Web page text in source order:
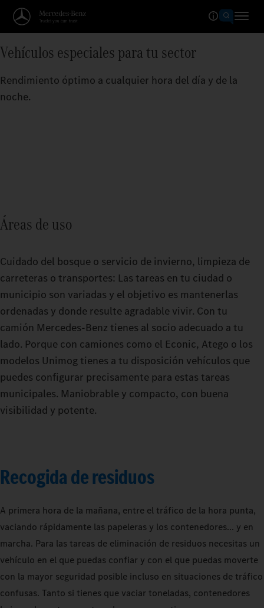
Vehículos especiales para tu sector
Rendimiento óptimo a cualquier hora del día y de la
noche.
Áreas de uso
Cuidado del bosque o servicio de invierno, limpieza de
carreteras o transportes: Las tareas en tu ciudad o
municipio son variadas y el objetivo es mantenerlas
ordenadas y donde resulte agradable vivir. Con tu
camión Mercedes-Benz tienes al socio adecuado a tu
lado. Porque con camiones como el Econic, Atego o los
modelos Unimog tienes a tu disposición vehículos que
puedes configurar precisamente para estas tareas
municipales. Maniobrable y compacto, con buena
visibilidad y potente.
Recogida de residuos
A primera hora de la mañana, entre el tráfico de la hora punta,
vaciando rápidamente las papeleras y los contenedores... y en
marcha. Para las tareas de eliminación de residuos necesitas un
vehículo en el que puedas confiar y con el que puedas moverte
con la mayor seguridad posible incluso en situaciones de tráfico
confusas. Tanto si tienes que vaciar toneladas, contenedores